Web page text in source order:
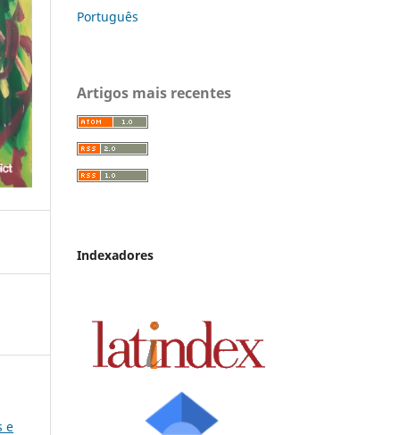
e
Português
Artigos mais recentes
Indexadores